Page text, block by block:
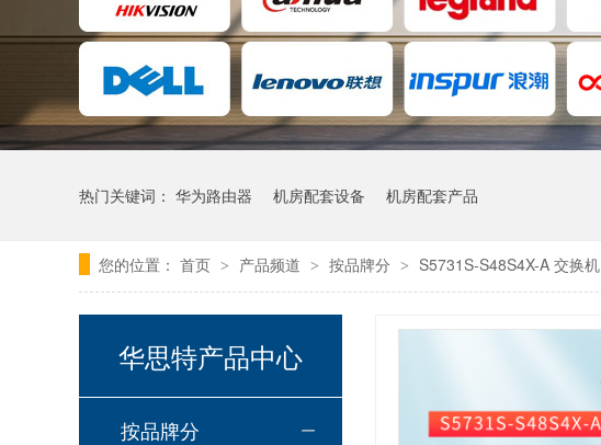
热门关键词： 华为路由器 机房配套设备 机房配套产品
您的位置： 首页 > 产品频道 > 按品牌分 > S5731S-S48S4X-A 交换机
华思特产品中心
按品牌分